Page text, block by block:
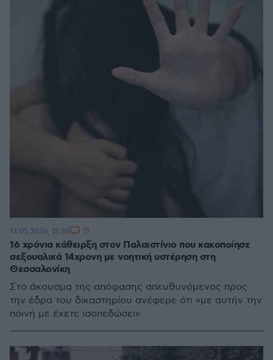
16 χρόνια κάθειρξη στον Παλαιστίνιο που κακοποίησε
σεξουαλικά 14χρονη με νοητική υστέρηση στη
Θεσσαλονίκη
Στο άκουσμα της απόφασης απευθυνόμενος προς
την έδρα του δικαστηρίου ανέφερε ότι «με αυτήν την
ποινή με έχετε ισοπεδώσει»
13.05.2026, 15:28 15